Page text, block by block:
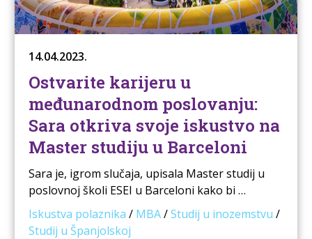
14.04.2023.
Ostvarite karijeru u
međunarodnom poslovanju:
Sara otkriva svoje iskustvo na
Master studiju u Barceloni
Sara je, igrom slučaja, upisala Master studij u
poslovnoj školi ESEI u Barceloni kako bi …
Iskustva polaznika / MBA/Studij u inozemstvu /
Studij u Španjolskoj